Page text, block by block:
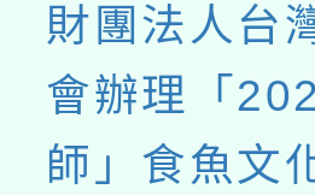
財團法人台
會辦理「
師」食魚文